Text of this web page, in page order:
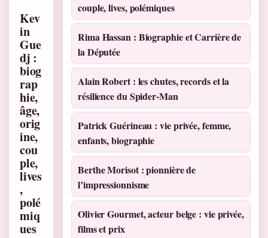
Kev
in
Gue
dj :
biog
rap
hie,
âge,
orig
ine,
cou
ple,
lives
,
polé
miq
ues
couple, lives, polémiques
Rima Hassan : Biographie et Carrière de
la Députée
Alain Robert : les chutes, records et la
résilience du Spider-Man
Patrick Guérineau : vie privée, femme,
enfants, biographie
Berthe Morisot : pionnière de
l’impressionnisme
Olivier Gourmet, acteur belge : vie privée,
films et prix